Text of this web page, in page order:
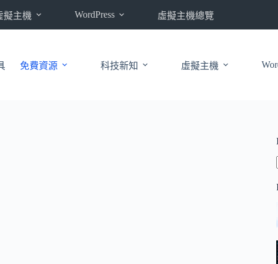
擬主機 WordPress 虛擬主機總覽
免費資源 科技新知 虛擬主機